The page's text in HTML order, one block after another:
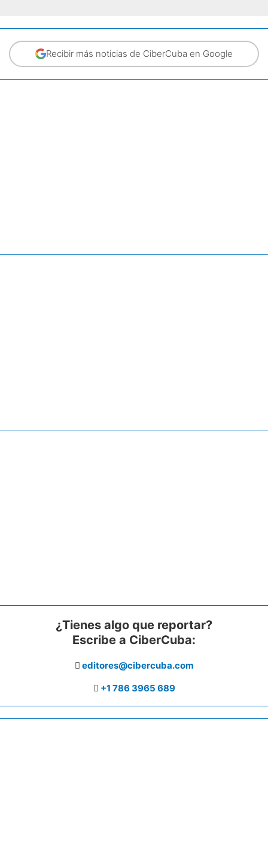
Recibir más noticias de CiberCuba en Google
¿Tienes algo que reportar?
Escribe a CiberCuba:
editores@cibercuba.com
+1 786 3965 689